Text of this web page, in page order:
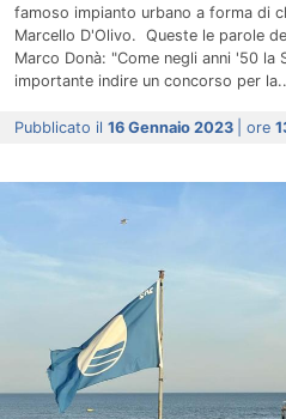
famoso impianto urbano a forma di
Marcello D'Olivo. Queste le parole
Marco Donà: "Come negli anni '50 la
importante indire un concorso per
Pubblicato il 16 Gennaio 2023 | ore